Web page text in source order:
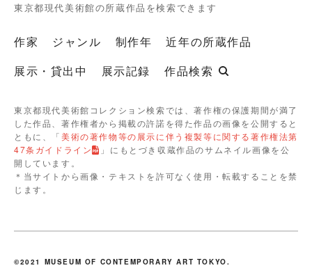
東京都現代美術館の所蔵作品を検索できます
作家 ジャンル 制作年
近年の所蔵作品
展示・貸出中
展示記録 作品検索
東京都現代美術館コレクション検索では、著作権の保護期間が満了
した作品、著作権者から掲載の許諾を得た作品の画像を公開すると
ともに、「美術の著作物等の展示に伴う複製等に関する著作権法第
47条ガイドライン
」にもとづき収蔵作品のサムネイル画像を公
開しています。
＊当サイトから画像・テキストを許可なく使用・転載することを禁
じます。
©2021 MUSEUM OF CONTEMPORARY ART TOKYO.